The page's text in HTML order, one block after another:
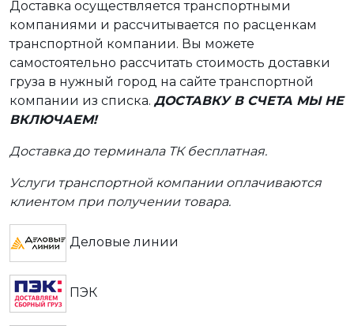
Доставка осуществляется транспортными
компаниями и рассчитывается по расценкам
транспортной компании. Вы можете
самостоятельно рассчитать стоимость доставки
груза в нужный город на сайте транспортной
компании из списка. ДОСТАВКУ В СЧЕТА МЫ НЕ
ВКЛЮЧАЕМ!
Доставка до терминала ТК бесплатная.
Услуги транспортной компании оплачиваются
клиентом при получении товара.
Деловые линии
ПЭК